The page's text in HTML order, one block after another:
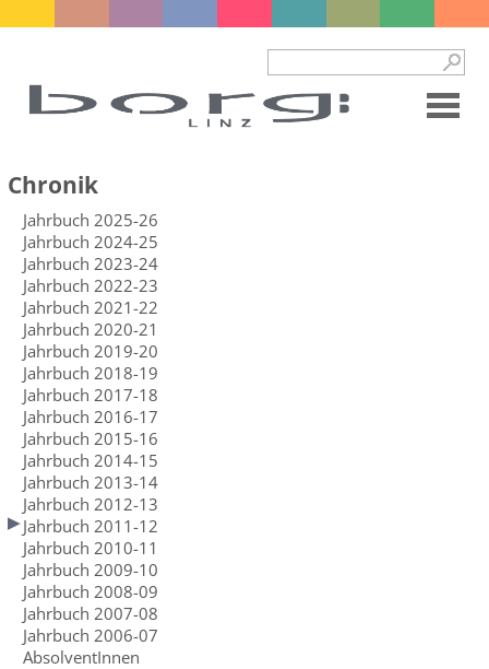
Chronik
Jahrbuch 2025-26
Jahrbuch 2024-25
Jahrbuch 2023-24
Jahrbuch 2022-23
Jahrbuch 2021-22
Jahrbuch 2020-21
Jahrbuch 2019-20
Jahrbuch 2018-19
Jahrbuch 2017-18
Jahrbuch 2016-17
Jahrbuch 2015-16
Jahrbuch 2014-15
Jahrbuch 2013-14
Jahrbuch 2012-13
Jahrbuch 2011-12
Jahrbuch 2010-11
Jahrbuch 2009-10
Jahrbuch 2008-09
Jahrbuch 2007-08
Jahrbuch 2006-07
AbsolventInnen